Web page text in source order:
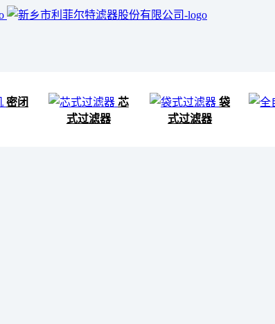
密闭
芯
式过滤器
袋
式过滤器